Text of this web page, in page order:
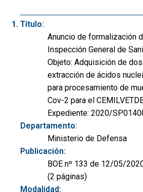
Título:
Anuncio de formalización
Inspección General de
Objeto: Adquisición de
extracción de ácidos
para procesamiento de
Cov-2 para el
Expediente: 2020/
Departamento:
Ministerio de Defensa
Publicación:
BOE nº 133 de 12/05/
(2 páginas)
Modalidad: